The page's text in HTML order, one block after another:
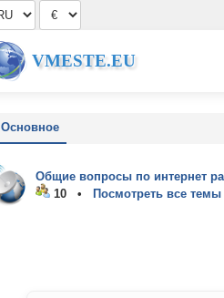
VMESTE.EU
Основное
Общие вопросы по интернет
10 •
Посмотреть все темы